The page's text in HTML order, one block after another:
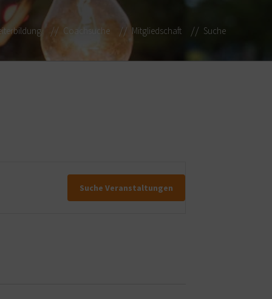
Coachsuche Mitgliedschaft Suche
Suche Veranstaltungen